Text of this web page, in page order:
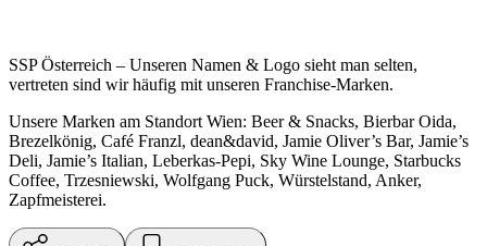
SSP Österreich – Unseren Namen & Logo sieht man selten,
vertreten sind wir häufig mit unseren Franchise-Marken.
Unsere Marken am Standort Wien: Beer & Snacks, Bierbar Oida,
Brezelkönig, Café Franzl, dean&david, Jamie Oliver’s Bar, Jamie’s
Deli, Jamie’s Italian, Leberkas-Pepi, Sky Wine Lounge, Starbucks
Coffee, Trzesniewski, Wolfgang Puck, Würstelstand, Anker,
Zapfmeisterei.